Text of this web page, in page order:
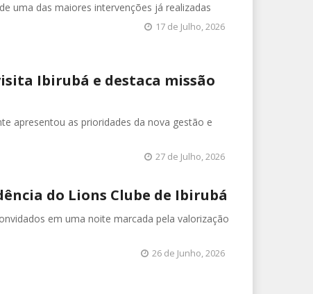
uma das maiores intervenções já realizadas
17 de Julho, 2026
Ibirubá e destaca missão
apresentou as prioridades da nova gestão e
27 de Julho, 2026
do Lions Clube de Ibirubá
em uma noite marcada pela valorização
26 de Junho, 2026